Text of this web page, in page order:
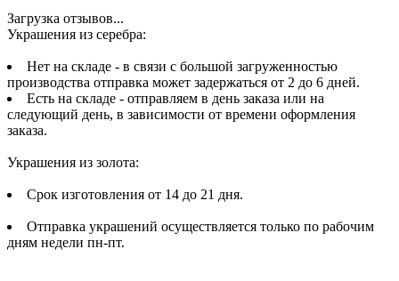
Загрузка отзывов...
Украшения из серебра:
Нет на складе - в связи с большой загруженностью
производства отправка может задержаться от 2 до 6 дней.
Есть на складе - отправляем в день заказа или на
следующий день, в зависимости от времени оформления
заказа.
Украшения из золота:
Срок изготовления от 14 до 21 дня.
Отправка украшений осуществляется только по рабочим
дням недели пн-пт.